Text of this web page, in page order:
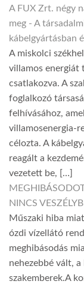
A FUX Zrt. négy
meg - A
kábelgyártásban
A miskolci
villamos energiát
csatlakozva. A
foglalkozó
felhívásához,
villamosenergia-
célozta. A
reagált a
vezetett be, […]
NINCS
Műszaki hiba
ózdi vízellátó
meghibásodás
nehezebbé vált,
szakemberek.A